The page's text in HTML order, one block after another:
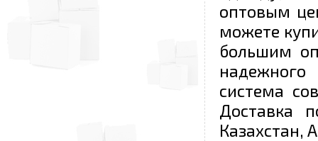
оптовым
можете
большим
система
Доставка
Казахстан,